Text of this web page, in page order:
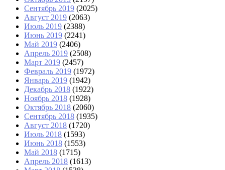
Сентябрь 2019 (2025)
Август 2019 (2063)
Июль 2019 (2388)
Июнь 2019 (2241)
Май 2019 (2406)
Апрель 2019 (2508)
Март 2019 (2457)
Февраль 2019 (1972)
Январь 2019 (1942)
Декабрь 2018 (1922)
Ноябрь 2018 (1928)
Октябрь 2018 (2060)
Сентябрь 2018 (1935)
Август 2018 (1720)
Июль 2018 (1593)
Июнь 2018 (1553)
Май 2018 (1715)
Апрель 2018 (1613)